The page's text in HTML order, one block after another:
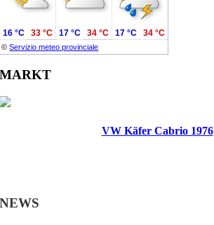
©Servizio meteo provinciale
16 °C 33 °C 17 °C 34 °C 17 °C 34 °C
MARKT
VW Käfer Cabrio 1976
NEWS